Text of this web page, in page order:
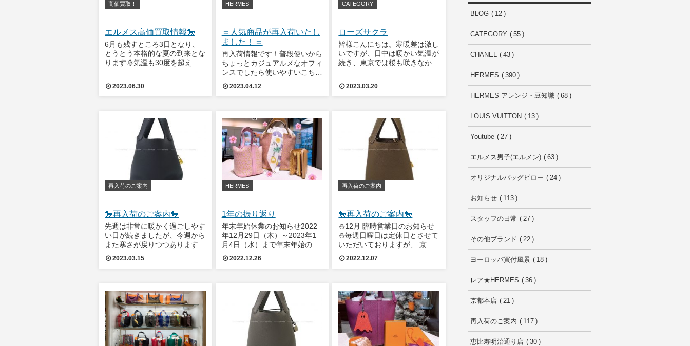
高価買取！
エルメス高価買取情報🐎
6月も残すところ3日となり、
とうとう本格的な夏の到来とな
ります🌞気温も30度を超える
掛けていきましょう🥤それでは
2023.06.30
HERMES
＝人気商品が再入荷いたし
ました！＝
再入荷情報です！普段使いから
ちょっとカジュアルメなオフィ
ンスでしたら使いやすいこちら
↓白ステッチとこのまるみがと
ってもキュート(*^-^*)ピコタン
刻印 新品未使用犬好きな方
2023.04.12
CATEGORY
ローズサクラ
皆様こんにちは。寒暖差は激し
いですが、日中は暖かい気温が
続き、東京では桜も咲きなかな
桜の開花になるそうで、ニュー
です🌸そんな春に因
2023.03.20
再入荷のご案内
🐎再入荷のご案内🐎
先週は非常に暖かく過ごしやす
い日が続きましたが、今週から
また寒さが戻りつつありますね
🤧気温の変化も激しいので、体
調管理にはお気を付けください
グ ピコタンロック 18 PM キャ
バン(カ
2023.03.15
HERMES
1年の振り返り
年末年始休業のお知らせ2022
年12月29日（木）～2023年1
月4日（水）まで年末年始のお
休みとさせていただきます。今
年も残すところわずかとなって
うか。今年といえば、2022年
2022.12.26
再入荷のご案内
🐎再入荷のご案内🐎
⛄12月 臨時営業日のお知らせ
⛄毎週日曜日は定休日とさせて
いただいておりますが、 京都
本店、恵比寿明治通り店ともに
12月18日と25日は営業してお
は本日の再入荷情報です。エル
メス ハ
2022.12.07
BLOG 12
CATEGORY 55
CHANEL 43
HERMES 390
HERMES アレンジ・豆知識 68
LOUIS VUITTON 13
Youtube 27
エルメス男子(エルメン) 63
オリジナルバッグピロー 24
お知らせ 113
スタッフの日常 27
その他ブランド 22
ヨーロッパ買付風景 18
レア★HERMES 36
京都本店 21
再入荷のご案内 117
恵比寿明治通り店 30